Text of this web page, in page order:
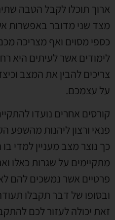
ארוך תוכלו לקבל הטבה
מצד שני מדובר באפשרות
כספי מסוים ואף מצריכה
לימודים אשר לעיתים היא
צריכים להבין את המצב
על עצמכם.
קורסים אחרים נועדו
פנאי ורצון ליהנות מהשפע
כך נוצר מצב מעניין למדי
מתקיימים על שגרות כאלו
פרטיים אשר נמשכים להם
ובסופו של דבר תקבלו
זאת יכולה לעזור לכם